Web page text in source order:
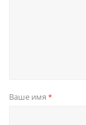
Ваше имя *